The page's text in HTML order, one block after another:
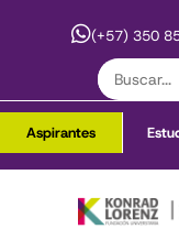
(+57) 350
Aspirantes